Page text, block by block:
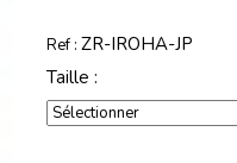
Ref : ZR-IROHA-JP
Taille :